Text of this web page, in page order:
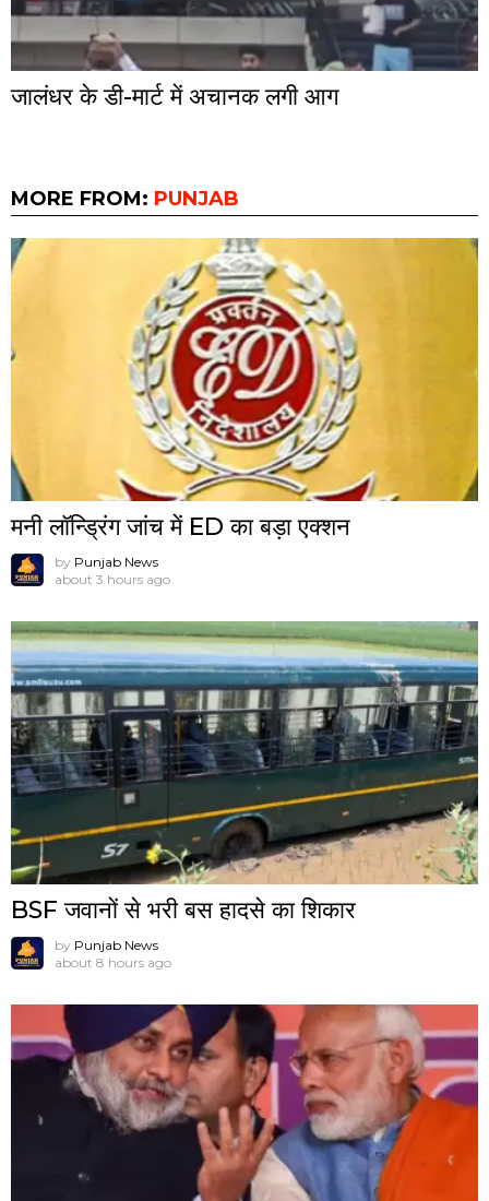
जालंधर के डी-मार्ट में अचानक लगी आग
MORE FROM: PUNJAB
मनी लॉन्ड्रिंग जांच में ED का बड़ा एक्शन
by Punjab News
about 3 hours ago
BSF जवानों से भरी बस हादसे का शिकार
by Punjab News
about 8 hours ago